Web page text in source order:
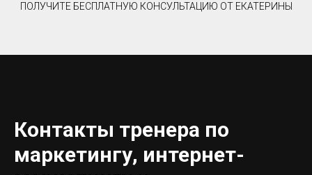
ПОЛУЧИТЕ БЕСПЛАТНУЮ КОНСУЛЬТАЦИЮ ОТ ЕКАТЕРИНЫ
Контакты тренера по
маркетингу, интернет-